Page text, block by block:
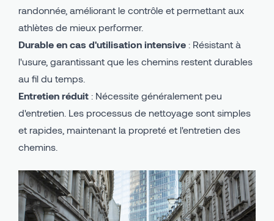
randonnée, améliorant le contrôle et permettant aux
athlètes de mieux performer.
Durable en cas d'utilisation intensive : Résistant à
l'usure, garantissant que les chemins restent durables
au fil du temps.
Entretien réduit : Nécessite généralement peu
d'entretien. Les processus de nettoyage sont simples
et rapides, maintenant la propreté et l'entretien des
chemins.